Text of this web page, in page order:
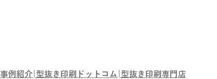
事例紹介|型抜き印刷ドットコム|型抜き印刷専門店